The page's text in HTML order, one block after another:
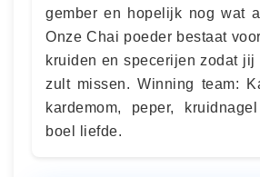
gember en hopelijk nog wat
Onze Chai poeder bestaat
kruiden en specerijen zodat
zult missen. Winning team:
kardemom, peper,
boel liefde.